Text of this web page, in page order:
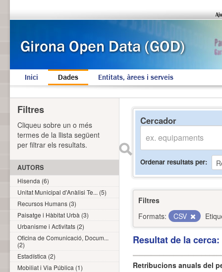
Inici Dades Entitats, àrees i serveis
Cercador
Ordenar resultats per
Filtres
Formats:
CSV
Resultat de la
Retribucions anuals del
Filtres
Cliqueu sobre un o més
termes de la llista següent
per filtrar els resultats.
AUTORS
Hisenda (6)
Unitat Municipal d'Anàlisi Te... (5)
Recursos Humans (3)
Paisatge i Hàbitat Urbà (3)
Urbanisme i Activitats (2)
Oficina de Comunicació, Docum...
(2)
Estadística (2)
Mobiliat i Via Pública (1)